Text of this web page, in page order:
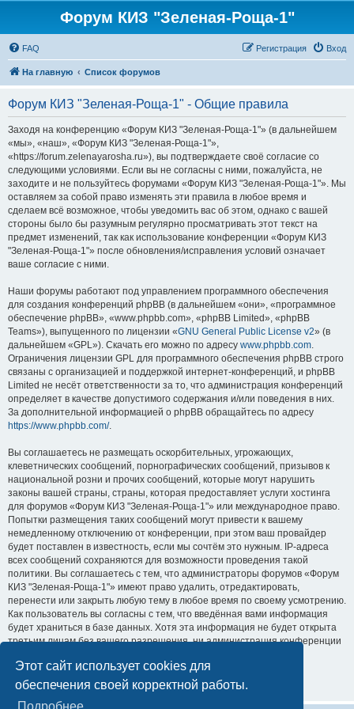
Этот сайт использует cookies для
обеспечения своей корректной работы.
Форум КИЗ "Зеленая-Роща-1"
FAQ Вход
Регистрация
На главную Список форумов
Форум КИЗ "Зеленая-Роща-1" - Общие правила
Заходя на конференцию «Форум КИЗ "Зеленая-Роща-1"» (в дальнейшем
«мы», «наш», «Форум КИЗ "Зеленая-Роща-1"»,
«https://forum.zelenayarosha.ru»), вы подтверждаете своё согласие со
следующими условиями. Если вы не согласны с ними, пожалуйста, не
заходите и не пользуйтесь форумами «Форум КИЗ "Зеленая-Роща-1"». Мы
оставляем за собой право изменять эти правила в любое время и
сделаем всё возможное, чтобы уведомить вас об этом, однако с вашей
стороны было бы разумным регулярно просматривать этот текст на
предмет изменений, так как использование конференции «Форум КИЗ
"Зеленая-Роща-1"» после обновления/исправления условий означает
ваше согласие с ними.
Наши форумы работают под управлением программного обеспечения
для создания конференций phpBB (в дальнейшем «они», «программное
обеспечение phpBB», «www.phpbb.com», «phpBB Limited», «phpBB
Teams»), выпущенного по лицензии «GNU General Public License v2» (в
дальнейшем «GPL»). Скачать его можно по адресу www.phpbb.com.
Ограничения лицензии GPL для программного обеспечения phpBB строго
связаны с организацией и поддержкой интернет-конференций, и phpBB
Limited не несёт ответственности за то, что администрация конференций
определяет в качестве допустимого содержания и/или поведения в них.
За дополнительной информацией о phpBB обращайтесь по адресу
https://www.phpbb.com/.
Вы соглашаетесь не размещать оскорбительных, угрожающих,
клеветнических сообщений, порнографических сообщений, призывов к
национальной розни и прочих сообщений, которые могут нарушить
законы вашей страны, страны, которая предоставляет услуги хостинга
для форумов «Форум КИЗ "Зеленая-Роща-1"» или международное право.
Попытки размещения таких сообщений могут привести к вашему
немедленному отключению от конференции, при этом ваш провайдер
будет поставлен в известность, если мы сочтём это нужным. IP-адреса
всех сообщений сохраняются для возможности проведения такой
политики. Вы соглашаетесь с тем, что администраторы форумов «Форум
КИЗ "Зеленая-Роща-1"» имеют право удалить, отредактировать,
перенести или закрыть любую тему в любое время по своему усмотрению.
Как пользователь вы согласны с тем, что введённая вами информация
будет храниться в базе данных. Хотя эта информация не будет открыта
третьим лицам без вашего разрешения, ни администрация конференции
ответственна за действия хакеров, которые могут привести к
несанкционированному доступу к ней.